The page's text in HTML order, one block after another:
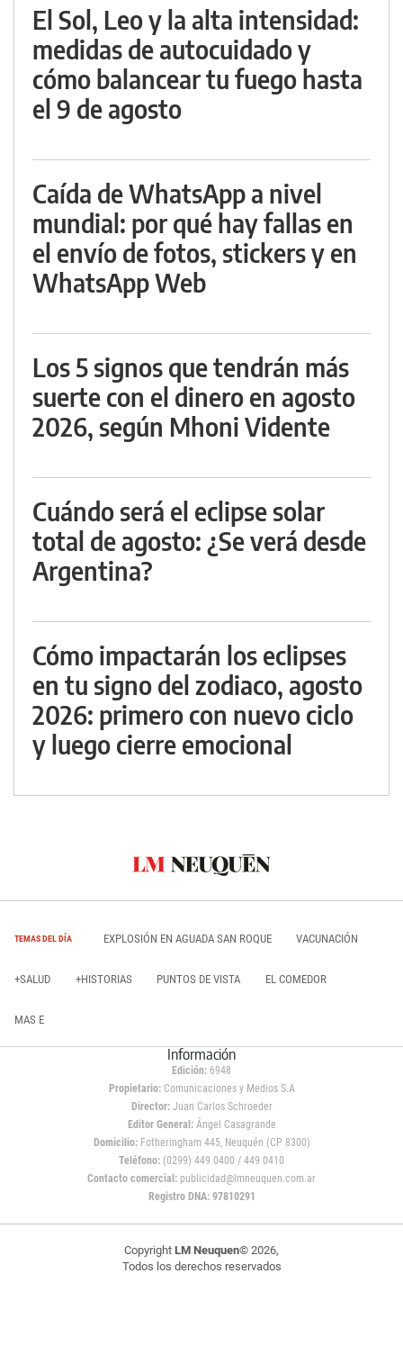
El Sol, Leo y la alta intensidad:
medidas de autocuidado y
cómo balancear tu fuego hasta
el 9 de agosto
Caída de WhatsApp a nivel
mundial: por qué hay fallas en
el envío de fotos, stickers y en
WhatsApp Web
Los 5 signos que tendrán más
suerte con el dinero en agosto
2026, según Mhoni Vidente
Cuándo será el eclipse solar
total de agosto: ¿Se verá desde
Argentina?
Cómo impactarán los eclipses
en tu signo del zodiaco, agosto
2026: primero con nuevo ciclo
y luego cierre emocional
TEMAS DEL DÍA EXPLOSIÓN EN AGUADA SAN ROQUE VACUNACIÓN
+SALUD +HISTORIAS PUNTOS DE VISTA EL COMEDOR
MAS E
Información
Edición: 6948
Propietario:Comunicaciones y Medios S.A
Director: Juan Carlos Schroeder
Editor General:Ángel Casagrande
Domicilio:Fotheringham 445, Neuquén (CP 8300)
Teléfono: (0299) 449 0400 / 449 0410
Contacto comercial: publicidad@lmneuquen.com.ar
Registro DNA: 97810291
Copyright LM Neuquen© 2026,
Todos los derechos reservados